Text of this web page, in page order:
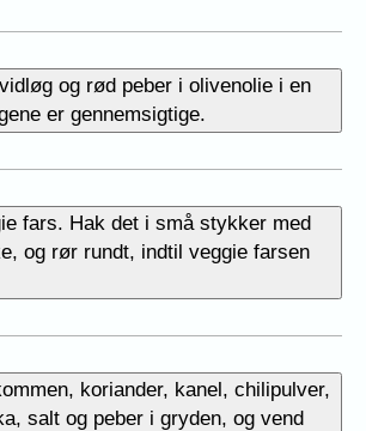
og rød peber i olivenolie i en
er gennemsigtige.
fars. Hak det i små stykker med
og rør rundt, indtil veggie farsen
koriander, kanel, chilipulver,
salt og peber i gryden, og vend